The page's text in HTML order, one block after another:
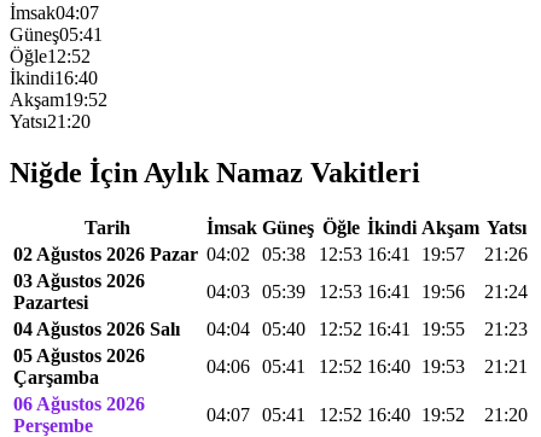
İmsak04:07
Güneş05:41
Öğle12:52
İkindi16:40
Akşam19:52
Yatsı21:20
Niğde İçin Aylık Namaz Vakitleri
Tarih İmsak Güneş Öğle İkindi Akşam Yatsı
02 Ağustos 2026 Pazar 04:02 05:38 12:53 16:41 19:57
21:26
03 Ağustos 2026
Pazartesi
04:03 05:39 12:53 16:41 19:56
21:24
04 Ağustos 2026 Salı
04:04 05:40 12:52 16:41 19:55
21:23
05 Ağustos 2026
Çarşamba
04:06 05:41 12:52 16:40 19:53
21:21
06 Ağustos 2026
Perşembe
04:07 05:41 12:52 16:40 19:52
21:20